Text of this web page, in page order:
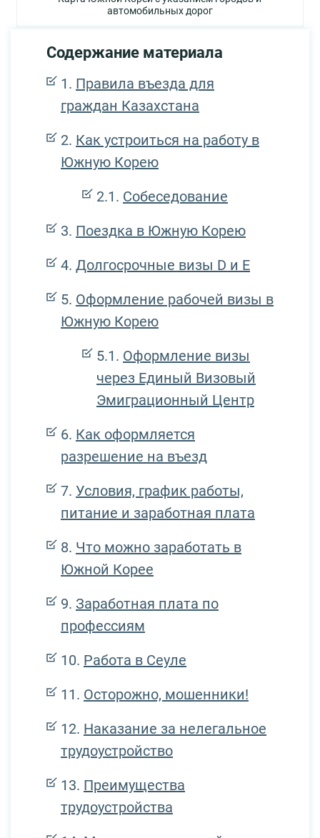
автомобильных дорог
Содержание материала
Правила въезда для
граждан Казахстана
Как устроиться на работу в
Южную Корею
Собеседование
Поездка в Южную Корею
Долгосрочные визы D и Е
Оформление рабочей визы в
Южную Корею
Оформление визы
через Единый Визовый
Эмиграционный Центр
Как оформляется
разрешение на въезд
Условия, график работы,
питание и заработная плата
Что можно заработать в
Южной Корее
Заработная плата по
профессиям
Работа в Сеуле
Осторожно, мошенники!
Наказание за нелегальное
трудоустройство
Преимущества
трудоустройства